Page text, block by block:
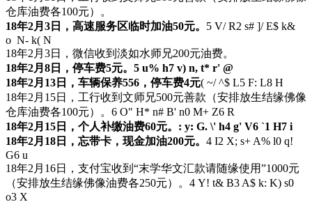
仓库油费各100元）。
18年2月3日，高速服务区临时加油50元。 5 V/ R2 s# ]/ E$ k&
o N- k( N
18年2月3日，微信收到淡如水师兄200元油费。
18年2月8日，停车费5元。 5 u% h7 v) n, t* r' @
18年2月13日，车辆保养556，停车费4元( ~/ ^$ L5 F: L8 H
18年2月15日，工行收到文师兄500元善款（安排放生结缘佛像
仓库油费各100元）。 6 O" H* n# B' n0 M+ Z6 R
18年2月15日，个人补缴油费60元。 : y: G. \' h4 g' V6 `1 H7 i
18年2月18日，忘带卡，现金加油200元。 4 I2 X; s+ A% l0 q!
G6 u
18年2月16日，支付宝收到“末学华文汇款请随缘使用”1000元
（安排放生结缘佛像油费各250元）。 4 Y! t& B3 A$ k: K) s0
o3 X